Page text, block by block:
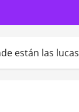
están las